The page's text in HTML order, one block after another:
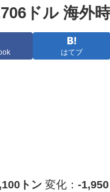
ドル 海外
はてブ
トン 変化： -